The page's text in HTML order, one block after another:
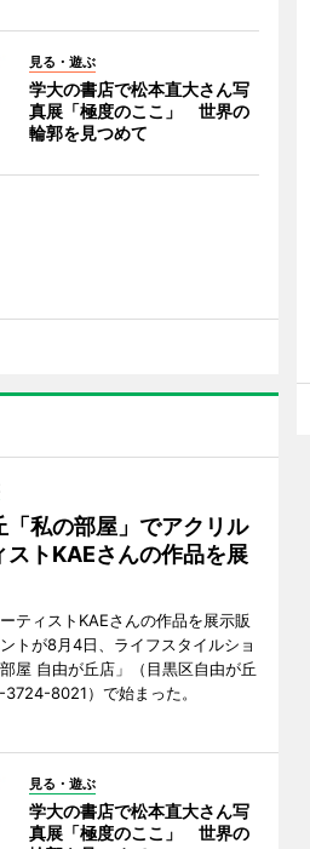
見る・遊ぶ
学大の書店で松本直大さん写
真展「極度のここ」 世界の
輪郭を見つめて
「私の部屋」でアクリル
ストKAEさんの作品を展
ティストKAEさんの作品を展示販
トが8月4日、ライフスタイルショ
屋 自由が丘店」（目黒区自由が丘
8021）で始まった。
見る・遊ぶ
学大の書店で松本直大さん写
真展「極度のここ」 世界の